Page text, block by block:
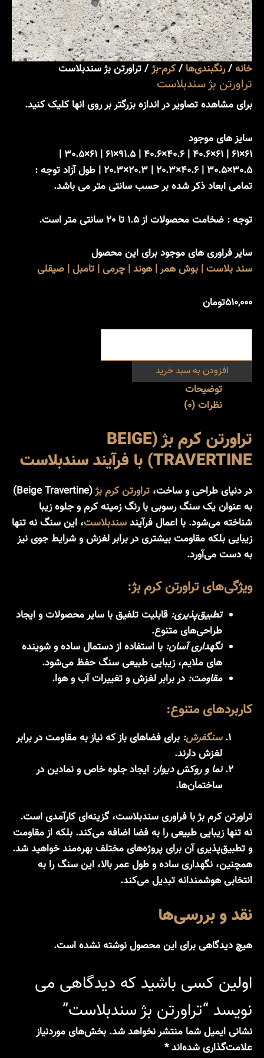
خانه/رنگبندی‌ها/کرم-بژ/ تراورتن بژ سندبلاست
تراورتن بژ سندبلاست
برای مشاهده تصاویر در اندازه بزرگتر بر روی انها کلیک کنید.
سایز های موجود
61×61 | 61×40.6 | 40.6×40.6 | 91.5×61 | 61×30.5 |
30.5×30.5 | 40.6×20.3 | 20.3×20.3 | طول آزاد توجه :
تمامی ابعاد ذکر شده بر حسب سانتی متر می باشد.
توجه : ضخامت محصولات از 1.5 تا 20 سانتی متر است.
سایر فراوری های موجود برای این محصول
سند بلاست | بوش همر | هوند | چرمی | تامبل | صیقلی
۵۱۰,۰۰۰تومان
افزودن به سبد خرید
توضیحات
نظرات (0)
تراورتن کرم بژ (BEIGE
TRAVERTINE) با فرآیند سندبلاست
در دنیای طراحی و ساخت، تراورتن کرم بژ
(Beige Travertine)
به عنوان یک سنگ رسوبی با رنگ زمینه کرم و جلوه زیبا
شناخته می‌شود. با اعمال فرآیندسندبلاست، این سنگ نه تنها
زیبایی بلکه مقاومت بیشتری در برابر لغزش و شرایط جوی نیز
به دست می‌آورد.
ویژگی‌های تراورتن کرم بژ:
تطبیق‌پذیری: قابلیت تلفیق با سایر محصولات و ایجاد
طراحی‌های متنوع.
نگهداری آسان: با استفاده از دستمال ساده و شوینده
های ملایم، زیبایی طبیعی سنگ حفظ می‌شود.
مقاومت: در برابر لغزش و تغییرات آب و هوا.
کاربردهای متنوع:
سنگفرش: برای فضاهای باز که نیاز به مقاومت در برابر
لغزش دارند.
نما و روکش دیوار: ایجاد جلوه خاص و نمادین در
ساختمان‌ها.
تراورتن کرم بژ با فراوری سندبلاست، گزینه‌ای کارآمدی است.
نه تنها زیبایی طبیعی را به فضا اضافه می‌کند. بلکه از مقاومت
و تطبیق‌پذیری آن برای پروژه‌های مختلف بهره‌مند خواهید شد.
همچنین، نگهداری ساده و طول عمر بالا، این سنگ را به
انتخابی هوشمندانه تبدیل می‌کند.
نقد و بررسی‌ها
هیچ دیدگاهی برای این محصول نوشته نشده است.
اولین کسی باشید که دیدگاهی می
نویسد “تراورتن بژ سندبلاست”
نشانی ایمیل شما منتشر نخواهد شد. بخش‌های موردنیاز
علامت‌گذاری شده‌اند*